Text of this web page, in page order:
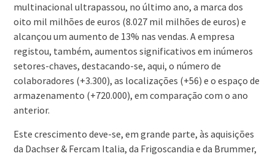
multinacional ultrapassou, no último ano, a marca dos
oito mil milhões de euros (8.027 mil milhões de euros) e
alcançou um aumento de 13% nas vendas. A empresa
registou, também, aumentos significativos em inúmeros
setores-chaves, destacando-se, aqui, o número de
colaboradores (+3.300), as localizações (+56) e o espaço de
armazenamento (+720.000), em comparação com o ano
anterior.
Este crescimento deve-se, em grande parte, às aquisições
da Dachser & Fercam Italia, da Frigoscandia e da Brummer,